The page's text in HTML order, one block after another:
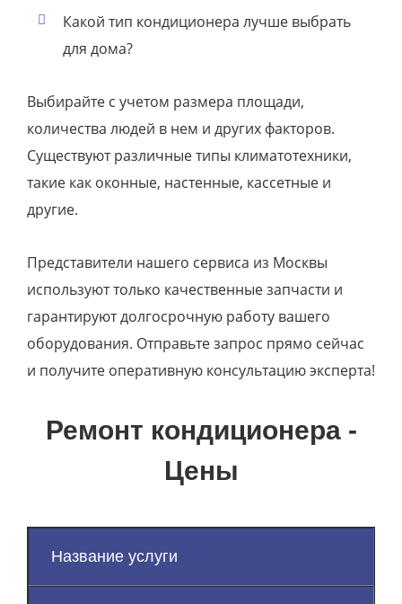
Какой тип кондиционера лучше выбрать
для дома?
Выбирайте с учетом размера площади,
количества людей в нем и других факторов.
Существуют различные типы климатотехники,
такие как оконные, настенные, кассетные и
другие.
Представители нашего сервиса из Москвы
используют только качественные запчасти и
гарантируют долгосрочную работу вашего
оборудования. Отправьте запрос прямо сейчас
и получите оперативную консультацию эксперта!
Ремонт кондиционера -
Цены
Название услуги